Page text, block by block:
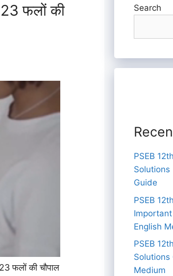
फलों की
फलों की चौपाल
Search
PSEB
Solutions
Guide
PSEB
English
PSEB
Solutions
Medium